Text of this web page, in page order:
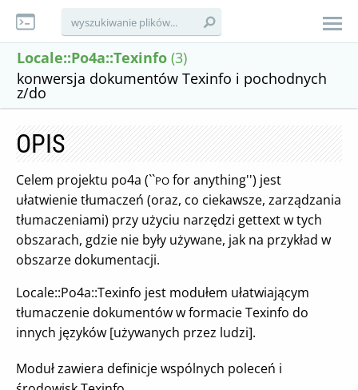
Locale::Po4a::Texinfo (3)
konwersja dokumentów Texinfo i pochodnych
z/do
OPIS
Celem projektu po4a (``PO for anything'') jest
ułatwienie tłumaczeń (oraz, co ciekawsze, zarządzania
tłumaczeniami) przy użyciu narzędzi gettext w tych
obszarach, gdzie nie były używane, jak na przykład w
obszarze dokumentacji.
Locale::Po4a::Texinfo jest modułem ułatwiającym
tłumaczenie dokumentów w formacie Texinfo do
innych języków [używanych przez ludzi].
Moduł zawiera definicje wspólnych poleceń i